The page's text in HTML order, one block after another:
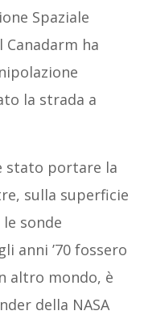
Spaziale
Canadarm ha
la strada a
stato portare la
sulla superficie
sonde
anni ’70 fossero
altro mondo, è
della NASA